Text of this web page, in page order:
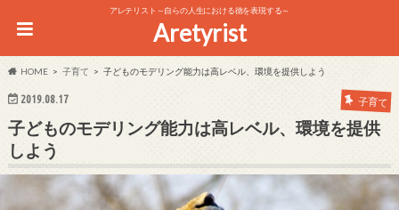
アレテリスト～自らの人生における徳を表現する～
Aretyrist
HOME 子育て 子どものモデリング能力は高レベル、環境を提供しよう
2019.08.17 子育て
子どものモデリング能力は高レベル、環境を提供
しよう